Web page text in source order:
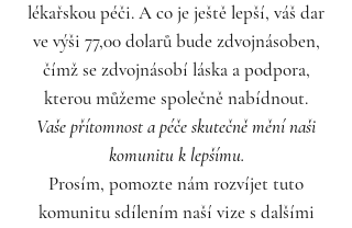
A community of givers grounded,
intentional, and respectful
Anonymity & safety - your identity
will never be shared
Weekly community sessions led by
Dr.Lenka
lékařskou péči. A co je ještě lepší, váš dar
ve výši 77,00 dolarů bude zdvojnásoben,
čímž se zdvojnásobí láska a podpora,
kterou můžeme společně nabídnout.
Vaše přítomnost a péče skutečně mění naši
komunitu k lepšímu.
Prosím, pomozte nám rozvíjet tuto
komunitu sdílením naší vize s dalšími